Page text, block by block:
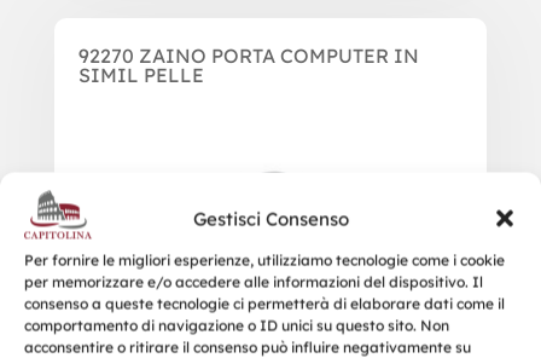
Gestisci Consenso
Per fornire le migliori esperienze, utilizziamo tecnologie come i cookie
per memorizzare e/o accedere alle informazioni del dispositivo. Il
consenso a queste tecnologie ci permetterà di elaborare dati come il
comportamento di navigazione o ID unici su questo sito. Non
acconsentire o ritirare il consenso può influire negativamente su
92270 ZAINO PORTA COMPUTER IN
SIMIL PELLE